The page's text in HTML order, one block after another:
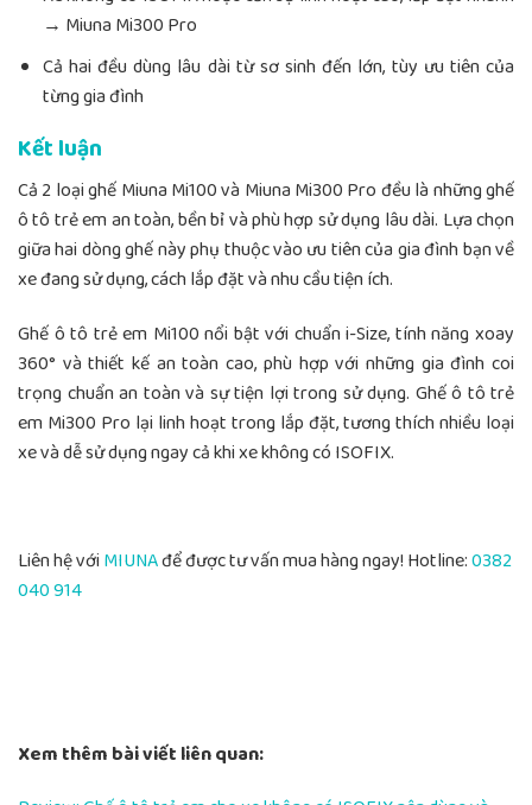
→ Miuna Mi300 Pro
Cả hai đều dùng lâu dài từ sơ sinh đến lớn, tùy ưu tiên của
từng gia đình
Kết luận
Cả 2 loại ghế Miuna Mi100 và Miuna Mi300 Pro đều là những ghế
ô tô trẻ em an toàn, bền bỉ và phù hợp sử dụng lâu dài. Lựa chọn
giữa hai dòng ghế này phụ thuộc vào ưu tiên của gia đình bạn về
xe đang sử dụng, cách lắp đặt và nhu cầu tiện ích.
Ghế ô tô trẻ em Mi100 nổi bật với chuẩn i-Size, tính năng xoay
360° và thiết kế an toàn cao, phù hợp với những gia đình coi
trọng chuẩn an toàn và sự tiện lợi trong sử dụng. Ghế ô tô trẻ
em Mi300 Pro lại linh hoạt trong lắp đặt, tương thích nhiều loại
xe và dễ sử dụng ngay cả khi xe không có ISOFIX.
Liên hệ với MIUNAđể được tư vấn mua hàng ngay! Hotline:0382
040 914
Xem thêm bài viết liên quan: